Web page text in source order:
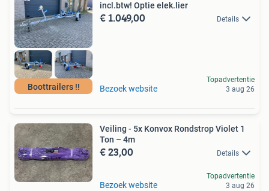
Boottrailers !!
incl.btw! Optie elek.lier
€ 1.049,00 Details
Bezoek website
Topadvertentie
3 aug 26
Veiling - 5x Konvox Rondstrop Violet 1
Ton – 4m
€ 23,00 Details
Bezoek website
Topadvertentie
3 aug 26